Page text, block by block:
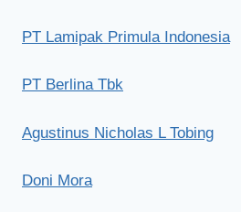
PT Lamipak Primula Indonesia
PT Berlina Tbk
Agustinus Nicholas L Tobing
Doni Mora